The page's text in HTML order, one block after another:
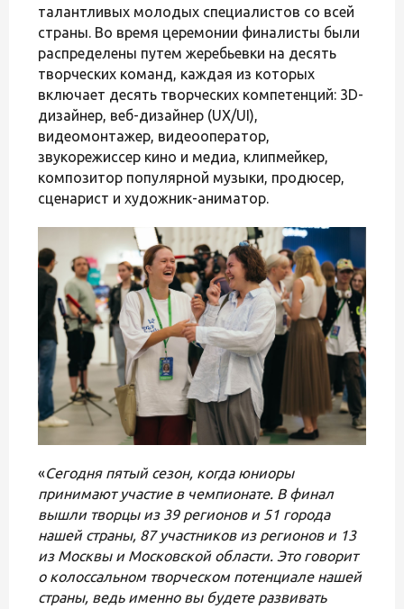
талантливых молодых специалистов со всей
страны. Во время церемонии финалисты были
распределены путем жеребьевки на десять
творческих команд, каждая из которых
включает десять творческих компетенций: 3D-
дизайнер, веб-дизайнер (UX/UI),
видеомонтажер, видеооператор,
звукорежиссер кино и медиа, клипмейкер,
композитор популярной музыки, продюсер,
сценарист и художник-аниматор.
«Сегодня пятый сезон, когда юниоры
принимают участие в чемпионате. В финал
вышли творцы из 39 регионов и 51 города
нашей страны, 87 участников из регионов и 13
из Москвы и Московской области. Это говорит
о колоссальном творческом потенциале нашей
страны, ведь именно вы будете развивать